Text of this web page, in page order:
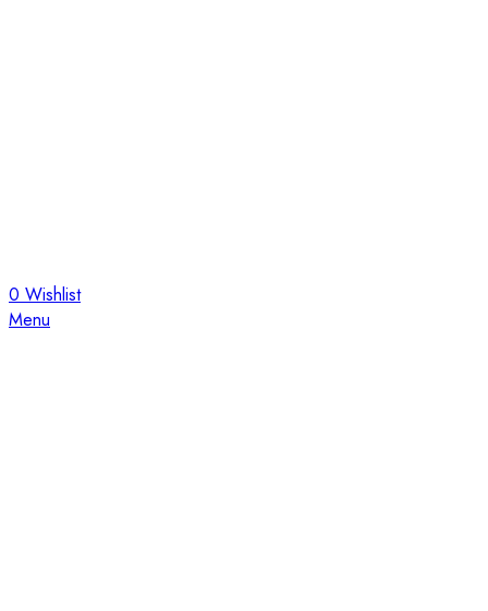
0 Wishlist
Menu